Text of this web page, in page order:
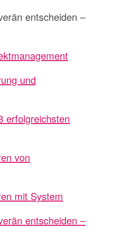
entscheiden –
und
erfolgreichsten
von
mit System
entscheiden –